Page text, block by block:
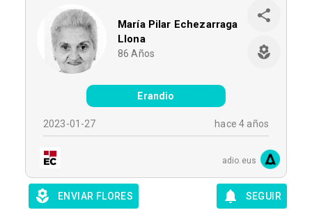
María Pilar Echezarraga
Llona
86 Años
Erandio
2023-01-27 hace 4 años
adio.eus
ENVIAR FLORES SEGUIR